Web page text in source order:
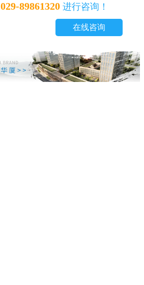
029-89861320进行咨询！
在线咨询